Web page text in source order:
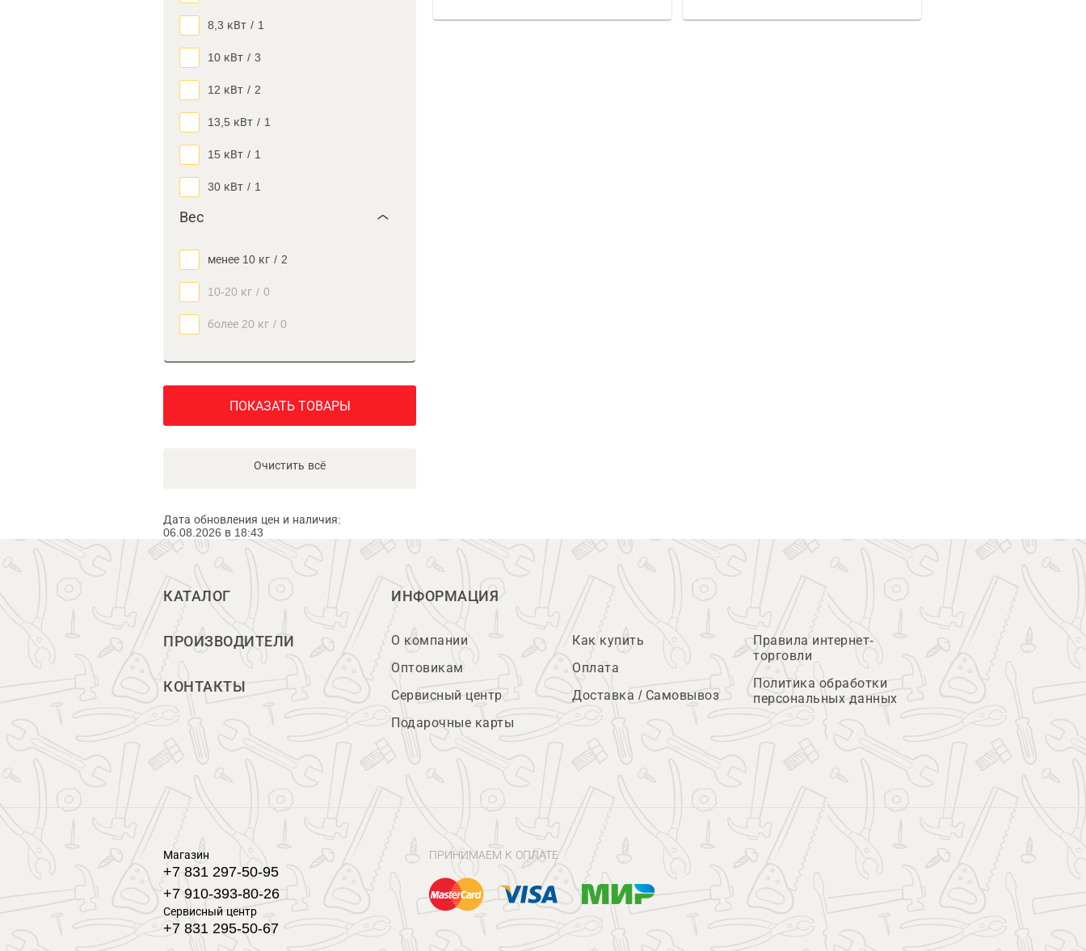
8,3 кВт / 1
10 кВт / 3
12 кВт / 2
13,5 кВт / 1
15 кВт / 1
30 кВт / 1
Вес
менее 10 кг / 2
10-20 кг / 0
более 20 кг / 0
ПОКАЗАТЬ ТОВАРЫ
Очистить всё
Дата обновления цен и наличия:
06.08.2026 в 18:43
КАТАЛОГ
ПРОИЗВОДИТЕЛИ
КОНТАКТЫ
ИНФОРМАЦИЯ
О компании
Оптовикам
Сервисный центр
Подарочные карты
Как купить
Оплата
Доставка / Самовывоз
Правила интернет-
торговли
Политика обработки
персональных данных
Магазин
+7 831 297-50-95
+7 910-393-80-26
Сервисный центр
+7 831 295-50-67
ПРИНИМАЕМ К ОПЛАТЕ